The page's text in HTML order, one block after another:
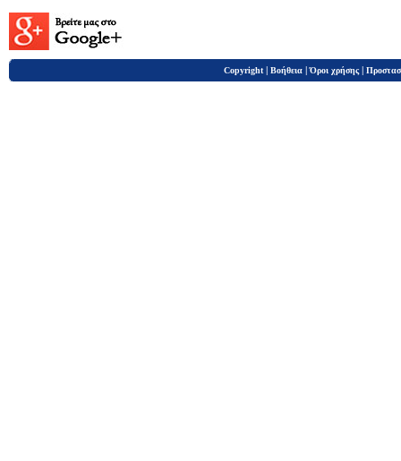
Copyright | Βοήθεια |Όροι χρήσης |